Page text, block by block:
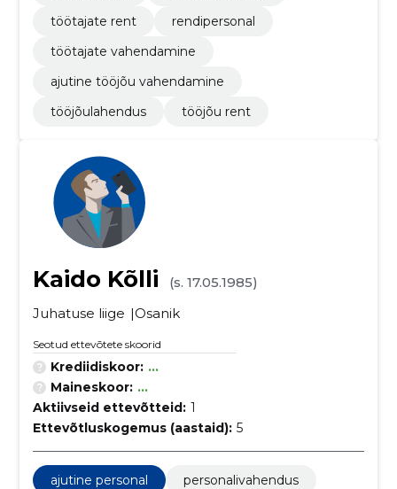
töötajate rent
rendipersonal
töötajate vahendamine
ajutine tööjõu vahendamine
tööjõulahendus
tööjõu rent
Kaido Kõlli
(s. 17.05.1985)
Juhatuse liige
Osanik
Seotud ettevõtete skoorid
Krediidiskoor: ...
Maineskoor: ...
Aktiivseid ettevõtteid: 1
Ettevõtluskogemus (aastaid): 5
ajutine personal
personalivahendus